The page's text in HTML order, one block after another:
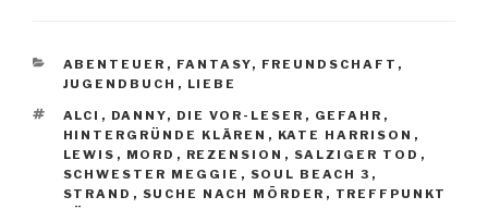
KATEGORIEN
ABENTEUER , FANTASY, FREUNDSCHAFT ,
JUGENDBUCH , LIEBE
SCHLAGWÖRTER
ALCI , DANNY, DIE VOR-LESER , GEFAHR ,
HINTERGRÜNDE KLÄREN , KATE HARRISON ,
LEWIS , MORD , REZENSION , SALZIGER TOD ,
SCHWESTER MEGGIE , SOUL BEACH 3 ,
STRAND , SUCHE NACH MÖRDER , TREFFPUNKT